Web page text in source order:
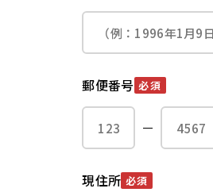
郵便番号 必須
現住所 必須